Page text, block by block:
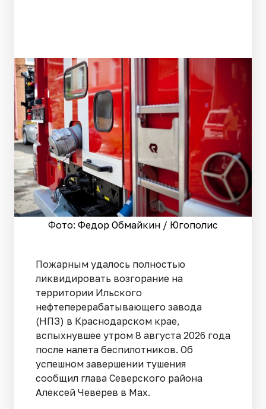
Фото: Федор Обмайкин / Югополис
Пожарным удалось полностью
ликвидировать возгорание на
территории Ильского
нефтеперерабатывающего завода
(НПЗ) в Краснодарском крае,
вспыхнувшее утром 8 августа 2026 года
после налета беспилотников. Об
успешном завершении тушения
сообщил глава Северского района
Алексей Чеверев в Max.